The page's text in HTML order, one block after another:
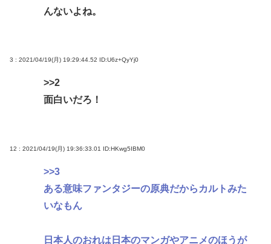
んないよね。
3 : 2021/04/19(月) 19:29:44.52 ID:U6z+QyYj0
>>2
面白いだろ！
12 : 2021/04/19(月) 19:36:33.01 ID:HKwg5IBM0
>>3
ある意味ファンタジーの原典だからカルトみた
いなもん
日本人のおれは日本のマンガやアニメのほうが